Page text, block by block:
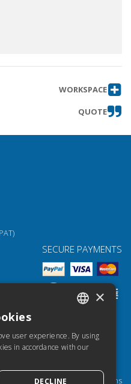
WORKSPACE
QUOTE
SECURE PAYMENTS
OUR RESOURCES
Torrossa for Institutions
SPANISH
×
user experience. By using
in accordance with our
DECLINE